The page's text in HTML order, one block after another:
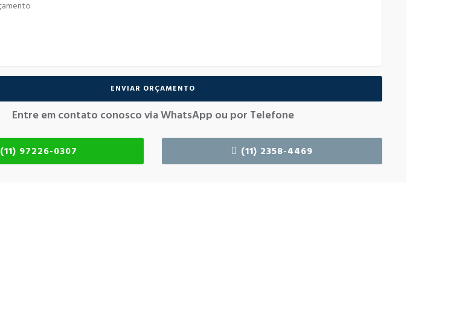
Entre em contato conosco via WhatsApp ou por Telefone
(11) 97226-0307 (11) 2358-4469